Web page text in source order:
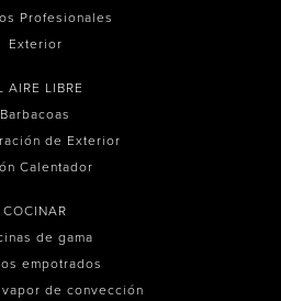
Profesionales
Exterior
AIRE LIBRE
Barbacoas
de Exterior
Calentador
COCINAR
de gama
empotrados
de convección